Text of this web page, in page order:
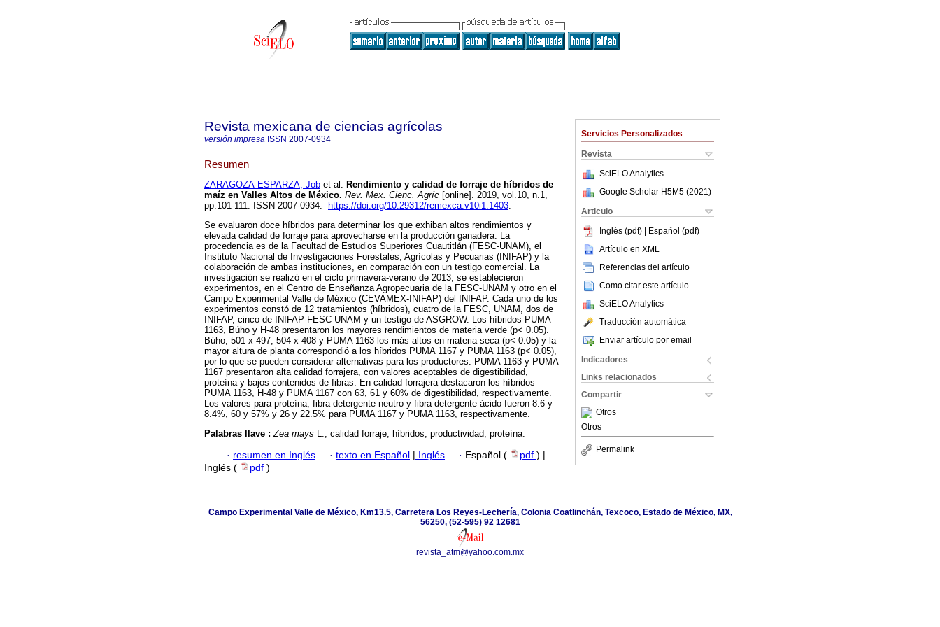
Servicios Personalizados
Revista
SciELO Analytics
Google Scholar H5M5 (2021 )
Articulo
Inglés (pdf) | Español (pdf)
Artículo en XML
Referencias del artículo
Como citar este artículo
SciELO Analytics
Traducción automática
Enviar artículo por email
Indicadores
Links relacionados
Compartir
Otros
Otros
Permalink
Revista mexicana de ciencias agrícolas
versión impresa ISSN 2007-0934
Resumen
ZARAGOZA-ESPARZA, Job et al. Rendimiento y calidad de forraje de híbridos de
maíz en Valles Altos de México. Rev. Mex. Cienc. Agríc [online]. 2019, vol.10, n.1,
pp.101-111. ISSN 2007-0934.
https://doi.org/10.29312/remexca.v10i1.1403.
Se evaluaron doce híbridos para determinar los que exhiban altos rendimientos y
elevada calidad de forraje para aprovecharse en la producción ganadera. La
procedencia es de la Facultad de Estudios Superiores Cuautitlán (FESC-UNAM), el
Instituto Nacional de Investigaciones Forestales, Agrícolas y Pecuarias (INIFAP) y la
colaboración de ambas instituciones, en comparación con un testigo comercial. La
investigación se realizó en el ciclo primavera-verano de 2013, se establecieron
experimentos, en el Centro de Enseñanza Agropecuaria de la FESC-UNAM y otro en el
Campo Experimental Valle de México (CEVAMEX-INIFAP) del INIFAP. Cada uno de los
experimentos constó de 12 tratamientos (híbridos), cuatro de la FESC, UNAM, dos de
INIFAP, cinco de INIFAP-FESC-UNAM y un testigo de ASGROW. Los híbridos PUMA
1163, Búho y H-48 presentaron los mayores rendimientos de materia verde (p< 0.05).
Búho, 501 x 497, 504 x 408 y PUMA 1163 los más altos en materia seca (p< 0.05) y la
mayor altura de planta correspondió a los híbridos PUMA 1167 y PUMA 1163 (p< 0.05),
por lo que se pueden considerar alternativas para los productores. PUMA 1163 y PUMA
1167 presentaron alta calidad forrajera, con valores aceptables de digestibilidad,
proteína y bajos contenidos de fibras. En calidad forrajera destacaron los híbridos
PUMA 1163, H-48 y PUMA 1167 con 63, 61 y 60% de digestibilidad, respectivamente.
Los valores para proteína, fibra detergente neutro y fibra detergente ácido fueron 8.6 y
8.4%, 60 y 57% y 26 y 22.5% para PUMA 1167 y PUMA 1163, respectivamente.
Palabras llave :Zea mays L.; calidad forraje; híbridos; productividad; proteína.
· resumen en Inglés · texto en Español | Inglés · Español ( pdf ) |
Inglés (
pdf )
Campo Experimental Valle de México, Km13.5, Carretera Los Reyes-Lechería, Colonia Coatlinchán, Texcoco, Estado de México, MX,
56250, (52-595) 92 12681
revista_atm@yahoo.com.mx